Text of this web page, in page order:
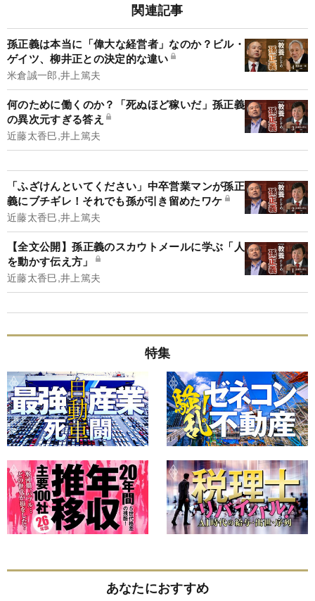
関連記事
孫正義は本当に「偉大な経営者」なのか？ビル・
ゲイツ、柳井正との決定的な違い
米倉誠一郎,井上篤夫
何のために働くのか？「死ぬほど稼いだ」孫正義
の異次元すぎる答え
近藤太香巳,井上篤夫
「ふざけんといてください」中卒営業マンが孫正
義にブチギレ！それでも孫が引き留めたワケ
近藤太香巳,井上篤夫
【全文公開】孫正義のスカウトメールに学ぶ「人
を動かす伝え方」
近藤太香巳,井上篤夫
特集
あなたにおすすめ